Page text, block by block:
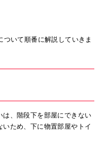
いて順番に解説していきま
は、階段下を部屋にできない
ため、下に物置部屋やトイ